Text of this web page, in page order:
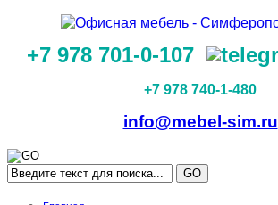
+7 978 701-0-107
+7 978 740-1-480
info@mebel-sim.ru
GO